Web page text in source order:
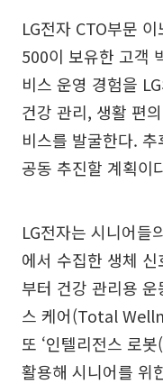
LG전자 CTO부문
500이 보유한 고객
비스 운영 경험을
건강 관리, 생활 편
비스를 발굴한다.
공동 추진할 계획이
LG전자는 시니어들
에서 수집한 생체
부터 건강 관리용
스 케어(Total
또 ‘인텔리전스 로
활용해 시니어를 위